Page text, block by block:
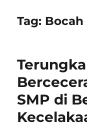
Tag: Bocah
SMP di